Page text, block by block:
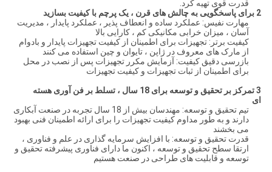
قدرت قوی تهیه کرد.
2 برای پاسخگویی به چالش های قرن ، یک پرچم با کیفیت بسازید
مهارت نفیس: عملکرد ساده و انعطاف پذیر ، عملکرد پایدار ، مدیریت
آسان ، میزان خرابی مکانیکی کم ، کارایی بالا
کیفیت برتر: تجهیزات برای اطمینان از کیفیت تجهیزات پایدار و بادوام
از مارک های معروف در ژاپن ، تایوان و چین استفاده می کنند
بازرسی دقیق کیفیت: آزمایش مکرر تجهیزات پس از نصب در محل
برای اطمینان از ثبات تجهیزات و کیفیت تجهیزات
3
تمرکز بر تحقیق و توسعه برای 18 سال ، تسلط بر فن آوری هسته
ای
تیم تحقیق و توسعه: مهندسان بیش از 18 سال تجربه در صنعت آبکاری
دارند و به طور مداوم کیفیت تجهیزات را برای ارائه اطمینان فنی بهبود
می بخشند
قدرت تحقیق و توسعه: با افزایش سرمایه گذاری در علم و فناوری ،
ارتقا سطح تحقیق و توسعه ، اکنون ما دارای فناوری پیشرفته تحقیق و
توسعه و قابلیت های طراحی در صنعت هستیم